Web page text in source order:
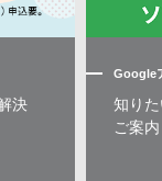
決
Google
知り
ご案内